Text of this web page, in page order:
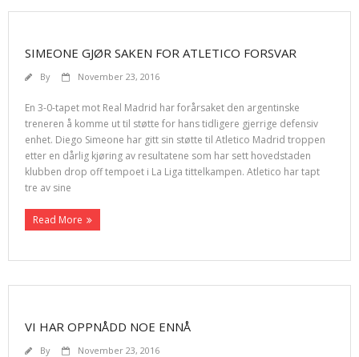
SIMEONE GJØR SAKEN FOR ATLETICO FORSVAR
By November 23, 2016
En 3-0-tapet mot Real Madrid har forårsaket den argentinske
treneren å komme ut til støtte for hans tidligere gjerrige defensiv
enhet. Diego Simeone har gitt sin støtte til Atletico Madrid troppen
etter en dårlig kjøring av resultatene som har sett hovedstaden
klubben drop off tempoet i La Liga tittelkampen. Atletico har tapt
tre av sine
Read More
VI HAR OPPNÅDD NOE ENNÅ
By November 23, 2016